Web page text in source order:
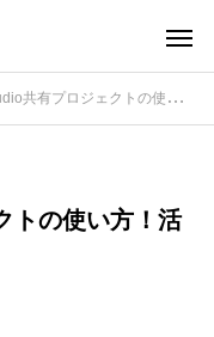
ジェクトの使い方！活用場面と導入手順を解説
トの使い方！活